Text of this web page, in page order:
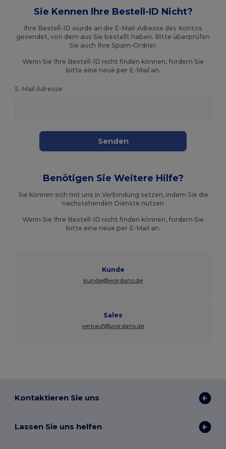
Sie Kennen Ihre Bestell-ID Nicht?
Ihre Bestell-ID wurde an die E-Mail-Adresse des Kontos
gesendet, von dem aus Sie bestellt haben. Bitte überprüfen
Sie auch Ihre Spam-Ordner.
Wenn Sie Ihre Bestell-ID nicht finden können, fordern Sie
bitte eine neue per E-Mail an.
E-Mail Adresse
Senden
Benötigen Sie Weitere Hilfe?
Sie können sich mit uns in Verbindung setzen, indem Sie die
nachstehenden Dienste nutzen
Wenn Sie Ihre Bestell-ID nicht finden können, fordern Sie
bitte eine neue per E-Mail an.
Kunde
kunde@wordans.de
Sales
verkauf@wordans.de
Kontaktieren Sie uns
Lassen Sie uns helfen